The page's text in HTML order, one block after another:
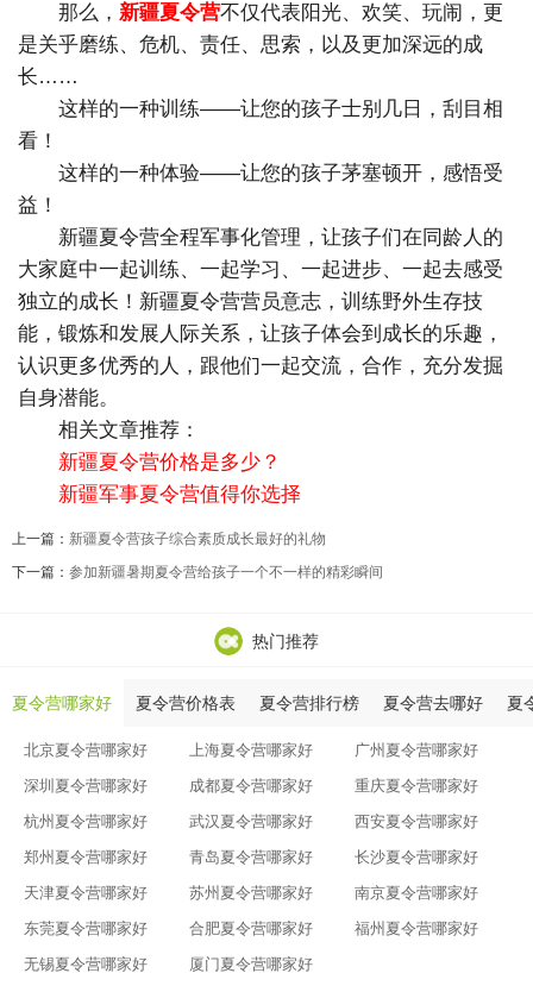
那么， 新疆夏令营不仅代表阳光、欢笑、玩闹，更
是关乎磨练、危机、责任、思索，以及更加深远的成
长……
这样的一种训练——让您的孩子士别几日，刮目相
看！
这样的一种体验——让您的孩子茅塞顿开，感悟受
益！
新疆夏令营全程军事化管理，让孩子们在同龄人的
大家庭中一起训练、一起学习、一起进步、一起去感受
独立的成长！新疆夏令营营员意志，训练野外生存技
能，锻炼和发展人际关系，让孩子体会到成长的乐趣，
认识更多优秀的人，跟他们一起交流，合作，充分发掘
自身潜能。
相关文章推荐：
新疆夏令营价格是多少？
新疆军事夏令营值得你选择
上一篇： 新疆夏令营孩子综合素质成长最好的礼物
下一篇： 参加新疆暑期夏令营给孩子一个不一样的精彩瞬间
热门推荐
夏令营哪家好 夏令营价格表 夏令营排行榜 夏令营去哪好 夏
北京夏令营哪家好 上海夏令营哪家好
广州夏令营哪家好
深圳夏令营哪家好
成都夏令营哪家好
重庆夏令营哪家好
杭州夏令营哪家好
武汉夏令营哪家好
西安夏令营哪家好
郑州夏令营哪家好
青岛夏令营哪家好
长沙夏令营哪家好
天津夏令营哪家好
苏州夏令营哪家好
南京夏令营哪家好
东莞夏令营哪家好
合肥夏令营哪家好
福州夏令营哪家好
无锡夏令营哪家好
厦门夏令营哪家好